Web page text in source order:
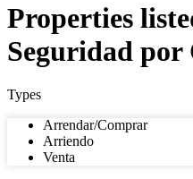
Properties
Seguridad por
Types
Arrendar/Comprar
Arriendo
Venta